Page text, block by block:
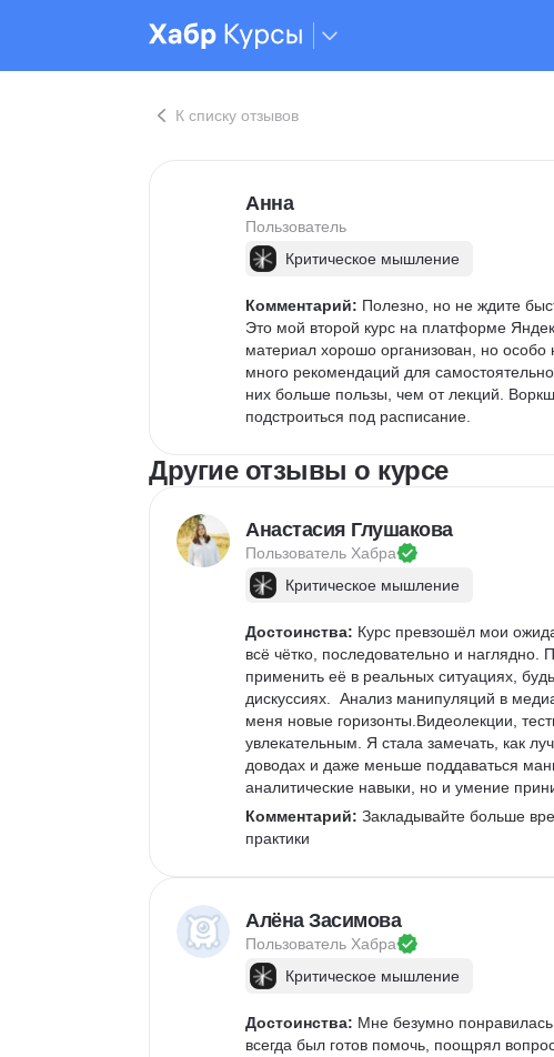
К списку отзывов
Анна
Пользователь
Критическое мышление
Комментарий: Полезно, но не ждите
Это мой второй курс на платформе
материал хорошо организован, но особо
много рекомендаций для
них больше пользы, чем от лекций.
подстроиться под расписание.
Другие отзывы о курсе
Анастасия Глушакова
Пользователь Хабра
Критическое мышление
Достоинства: Курс превзошёл мои
всё чётко, последовательно и наглядно.
применить её в реальных ситуациях,
дискуссиях.  Анализ манипуляций в
меня новые горизонты.Видеолекции,
увлекательным. Я стала замечать, как
доводах и даже меньше поддаваться
аналитические навыки, но и умение
Комментарий: Закладывайте больше
практики
Алёна Засимова
Пользователь Хабра
Критическое мышление
Достоинства: Мне безумно
всегда был готов помочь, поощрял